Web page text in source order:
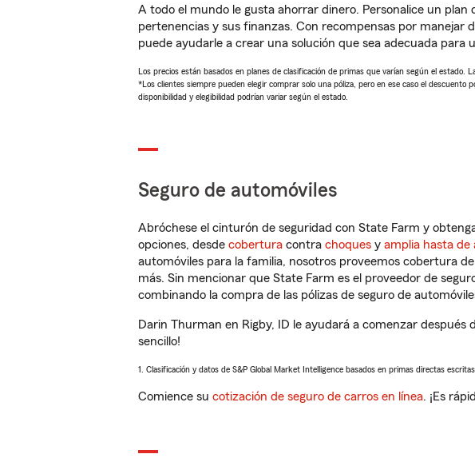
A todo el mundo le gusta ahorrar dinero. Personalice un
pertenencias y sus finanzas. Con recompensas por manejar
puede ayudarle a crear una solución que sea adecuada para
Los precios están basados en planes de clasificación de primas que varían según el estado.
*Los clientes siempre pueden elegir comprar solo una póliza, pero en ese caso el
disponibilidad y elegibilidad podrían variar según el estado.
Seguro de automóviles
Abróchese el cinturón de seguridad con State Farm y
opciones, desde cobertura contra choques y amplia hasta de
automóviles para la familia, nosotros proveemos cobertura
más. Sin mencionar que State Farm es el proveedor de
combinando la compra de las pólizas de seguro de
Darin Thurman en Rigby, ID le ayudará a comenzar
sencillo!
1. Clasificación y datos de S&P Global Market Intelligence basados en primas directas
Comience su cotización de seguro de carros en línea. ¡Es